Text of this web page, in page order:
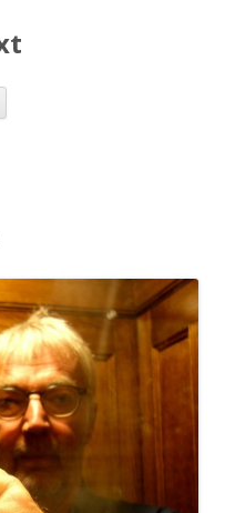
Skip
content